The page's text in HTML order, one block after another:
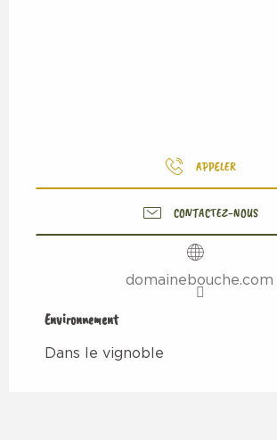
APPELER
CONTACTEZ-NOUS
domainebouche.com
Environnement
Environnement
Dans le vignoble